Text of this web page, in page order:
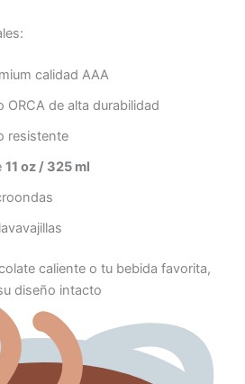
calidad AAA
ORCA de alta durabilidad
resistente
11 oz / 325 ml
caliente o tu bebida favorita,
diseño intacto